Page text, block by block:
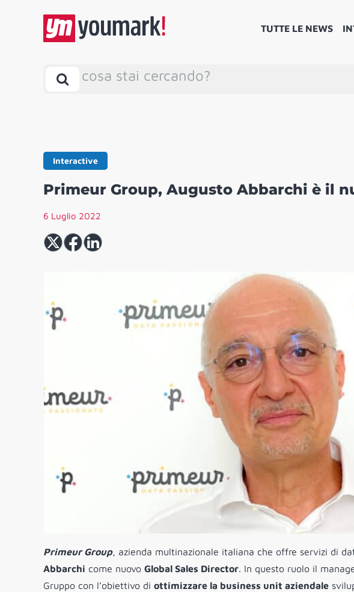
TUTTE LE NEWS
cosa stai cercando?
Interactive
Primeur Group, Augusto Abbarchi è il
6 Luglio 2022
Primeur Group, azienda multinazionale italiana che offre servizi di
Abbarchi come nuovo Global Sales Director. In questo ruolo il
Gruppo con l’obiettivo di ottimizzare la business unit aziendale